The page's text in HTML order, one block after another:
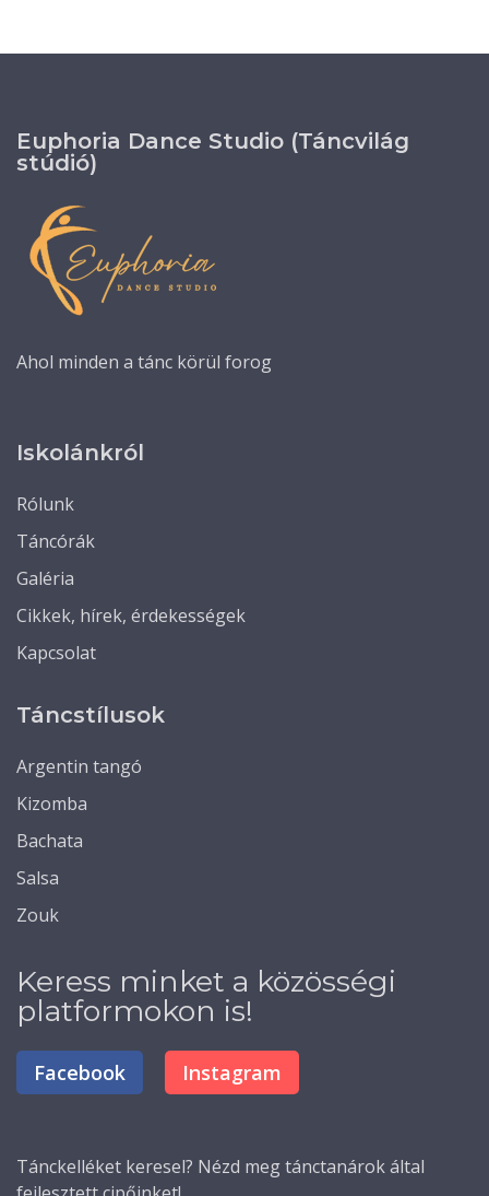
Euphoria Dance Studio (Táncvilág
stúdió)
Ahol minden a tánc körül forog
Iskolánkról
Rólunk
Táncórák
Galéria
Cikkek, hírek, érdekességek
Kapcsolat
Táncstílusok
Argentin tangó
Kizomba
Bachata
Salsa
Zouk
Keress minket a közösségi
platformokon is!
Facebook Instagram
Tánckelléket keresel? Nézd meg tánctanárok által